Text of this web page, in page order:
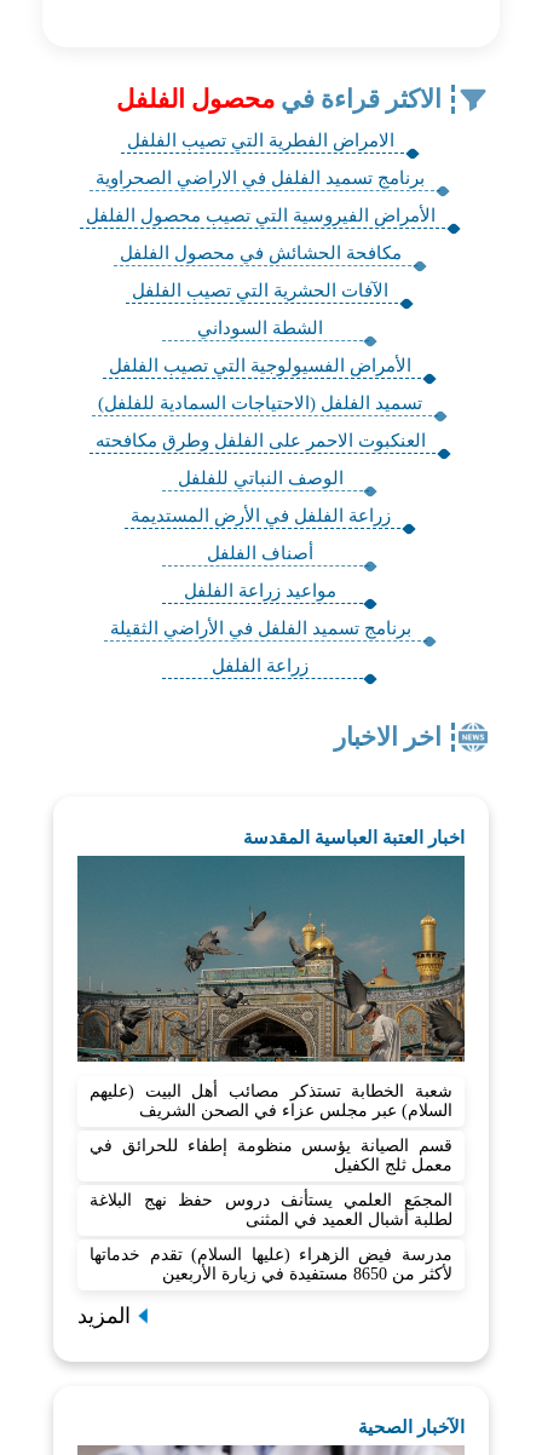
الاكثر قراءة في محصول الفلفل
الامراض الفطرية التي تصيب الفلفل
برنامج تسميد الفلفل في الاراضي الصحراوية
الأمراض الفيروسية التي تصيب محصول الفلفل
مكافحة الحشائش في محصول الفلفل
الآفات الحشرية التي تصيب الفلفل
الشطة السوداني
الأمراض الفسيولوجية التي تصيب الفلفل
تسميد الفلفل (الاحتياجات السمادية للفلفل)
العنكبوت الاحمر على الفلفل وطرق مكافحته
الوصف النباتي للفلفل
زراعة الفلفل في الأرض المستديمة
أصناف الفلفل
مواعيد زراعة الفلفل
برنامج تسميد الفلفل في الأراضي الثقيلة
زراعة الفلفل
اخر الاخبار
اخبار العتبة العباسية المقدسة
شعبة الخطابة تستذكر مصائب أهل البيت (عليهم
السلام) عبر مجلس عزاء في الصحن الشريف
قسم الصيانة يؤسس منظومة إطفاء للحرائق في
معمل ثلج الكفيل
المجمَع العلمي يستأنف دروس حفظ نهج البلاغة
لطلبة أشبال العميد في المثنى
مدرسة فيض الزهراء (عليها السلام) تقدم خدماتها
لأكثر من 8650 مستفيدة في زيارة الأربعين
المزيد
الآخبار الصحية